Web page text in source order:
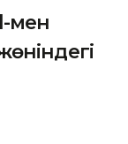
мен